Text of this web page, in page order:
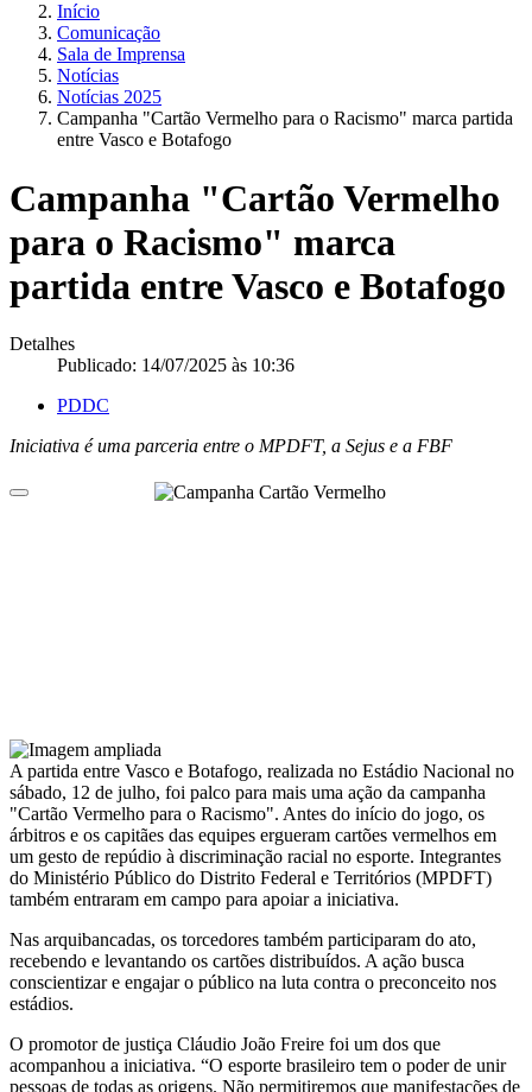
Início
Comunicação
Sala de Imprensa
Notícias
Notícias 2025
Campanha "Cartão Vermelho para o Racismo" marca partida
entre Vasco e Botafogo
Campanha "Cartão Vermelho
para o Racismo" marca
partida entre Vasco e Botafogo
Detalhes
Publicado: 14/07/2025 às 10:36
PDDC
Iniciativa é uma parceria entre o MPDFT, a Sejus e a FBF
A partida entre Vasco e Botafogo, realizada no Estádio Nacional no
sábado, 12 de julho, foi palco para mais uma ação da campanha
"Cartão Vermelho para o Racismo". Antes do início do jogo, os
árbitros e os capitães das equipes ergueram cartões vermelhos em
um gesto de repúdio à discriminação racial no esporte. Integrantes
do Ministério Público do Distrito Federal e Territórios (MPDFT)
também entraram em campo para apoiar a iniciativa.
Nas arquibancadas, os torcedores também participaram do ato,
recebendo e levantando os cartões distribuídos. A ação busca
conscientizar e engajar o público na luta contra o preconceito nos
estádios.
O promotor de justiça Cláudio João Freire foi um dos que
acompanhou a iniciativa. “O esporte brasileiro tem o poder de unir
pessoas de todas as origens. Não permitiremos que manifestações de